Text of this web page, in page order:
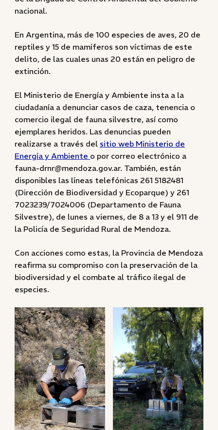
nacional.
En Argentina, más de 100 especies de aves, 20 de
reptiles y 15 de mamíferos son víctimas de este
delito, de las cuales unas 20 están en peligro de
extinción.
El Ministerio de Energía y Ambiente insta a la
ciudadanía a denunciar casos de caza, tenencia o
comercio ilegal de fauna silvestre, así como
ejemplares heridos. Las denuncias pueden
realizarse a través del sitio web Ministerio de
Energía y Ambiente o por correo electrónico a
fauna-drnr@mendoza.gov.ar. También, están
disponibles las líneas telefónicas 261 5182481
(Dirección de Biodiversidad y Ecoparque) y 261
7023239/7024006 (Departamento de Fauna
Silvestre), de lunes a viernes, de 8 a 13 y el 911 de
la Policía de Seguridad Rural de Mendoza.
Con acciones como estas, la Provincia de Mendoza
reafirma su compromiso con la preservación de la
biodiversidad y el combate al tráfico ilegal de
especies.